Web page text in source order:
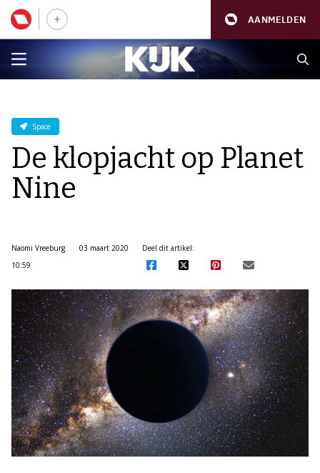
AANMELDEN
Space
De klopjacht op Planet
Nine
Naomi Vreeburg
03 maart 2020
10:59
Deel dit artikel: